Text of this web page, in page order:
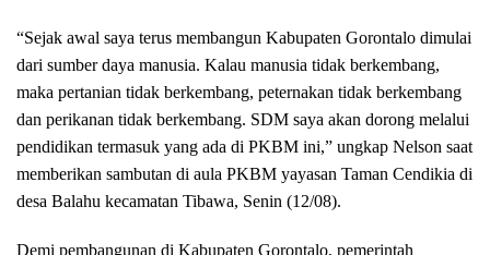
“Sejak awal saya terus membangun Kabupaten Gorontalo dimulai
dari sumber daya manusia. Kalau manusia tidak berkembang,
maka pertanian tidak berkembang, peternakan tidak berkembang
dan perikanan tidak berkembang. SDM saya akan dorong melalui
pendidikan termasuk yang ada di PKBM ini,” ungkap Nelson saat
memberikan sambutan di aula PKBM yayasan Taman Cendikia di
desa Balahu kecamatan Tibawa, Senin (12/08).
Demi pembangunan di Kabupaten Gorontalo, pemerintah